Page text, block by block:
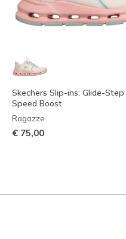
Skechers Slip-ins: Glide-Step
Speed Boost
Ragazze
€ 75,00